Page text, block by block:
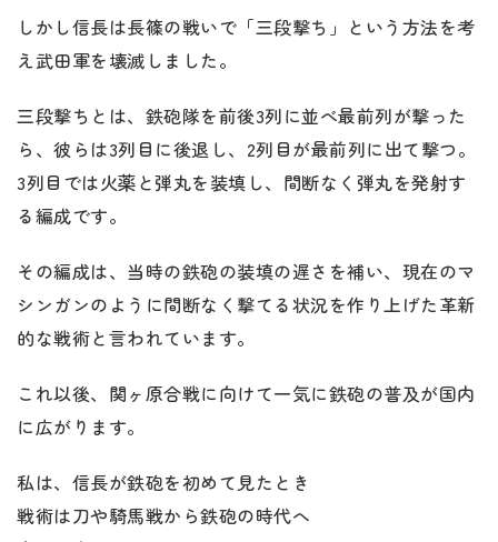
しかし信長は長篠の戦いで「三段撃ち」という方法を考
え武田軍を壊滅しました。
三段撃ちとは、鉄砲隊を前後3列に並べ最前列が撃った
ら、彼らは3列目に後退し、2列目が最前列に出て撃つ。
3列目では火薬と弾丸を装填し、間断なく弾丸を発射す
る編成です。
その編成は、当時の鉄砲の装填の遅さを補い、現在のマ
シンガンのように間断なく撃てる状況を作り上げた革新
的な戦術と言われています。
これ以後、関ヶ原合戦に向けて一気に鉄砲の普及が国内
に広がります。
私は、信長が鉄砲を初めて見たとき
戦術は刀や騎馬戦から鉄砲の時代へ